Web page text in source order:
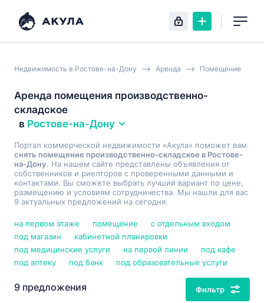
Недвижимость в Ростове-на-Дону Аренда Помещение
Аренда помещения производственно-
складское
в Ростове-на-Дону
Портал коммерческой недвижимости «Акула» поможет вам
снять помещение производственно-складское в Ростове-
на-Дону. На нашем сайте представлены объявления от
собственников и риелторов с проверенными данными и
контактами. Вы сможете выбрать лучший вариант по цене,
размещению и условиям сотрудничества. Мы нашли для вас
9 актуальных предложений на сегодня.
на первом этаже помещение
с отдельным входом
под магазин
кабинетной планировки
под медицинские услуги
на первой линии
под кафе
под аптеку
под банк под образовательные услуги
9 предложения Фильтр